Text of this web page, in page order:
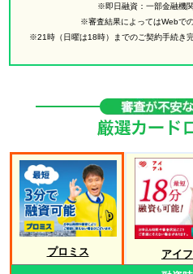
※即日融資：一部金融機
※審査結果によってはWebで
※21時（日曜は18時）までのご契約手続き
プロミス アイ